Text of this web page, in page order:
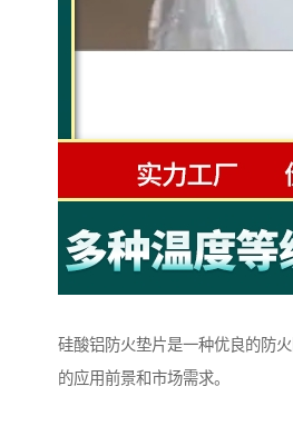
硅酸铝防火垫片是一种优良的防
的应用前景和市场需求。